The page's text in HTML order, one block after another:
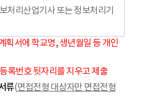
처리산업기사 또는 정보처리기
획서에 학교명, 생년월일 등 개인
록번호 뒷자리를 지우고 제출
류(면접전형 대상자만 면접전형